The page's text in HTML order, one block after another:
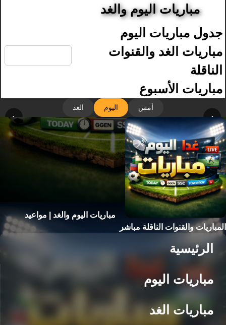
مباريات اليوم والغد
جدول مباريات اليوم
مباريات الغد والقنوات
الناقلة
مباريات الأسبوع
أمس اليوم الغد
‹ ›
مباريات اليوم والغد | مواعيد
المباريات والقنوات الناقلة مباشر
الرئيسية
مباريات اليوم
مباريات الغد